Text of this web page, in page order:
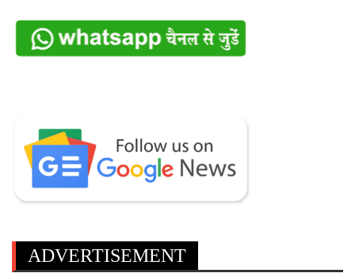
ADVERTISEMENT